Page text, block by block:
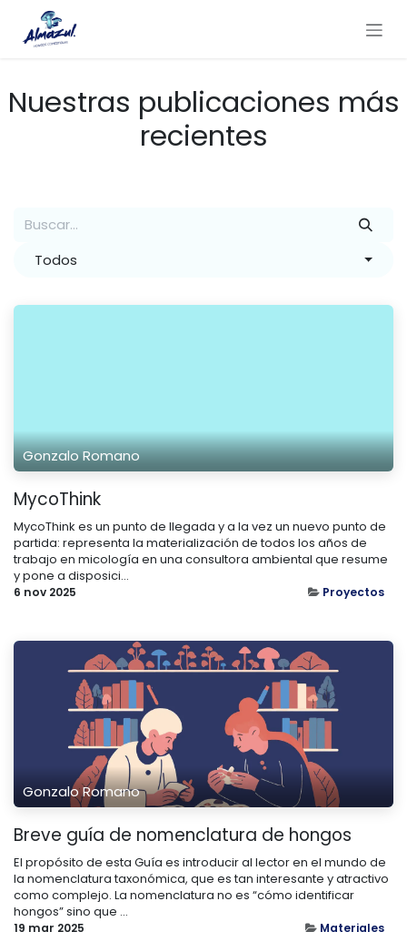
Ir al contenido
Nuestras publicaciones más
recientes
Todos
Gonzalo Romano
MycoThink
MycoThink es un punto de llegada y a la vez un nuevo punto de
partida: representa la materialización de todos los años de
trabajo en micología en una consultora ambiental que resume
y pone a disposici...
6 nov 2025 Proyectos
Gonzalo Romano
Breve guía de nomenclatura de hongos
El propósito de esta Guía es introducir al lector en el mundo de
la nomenclatura taxonómica, que es tan interesante y atractivo
como complejo. La nomenclatura no es “cómo identificar
hongos” sino que ...
19 mar 2025 Materiales